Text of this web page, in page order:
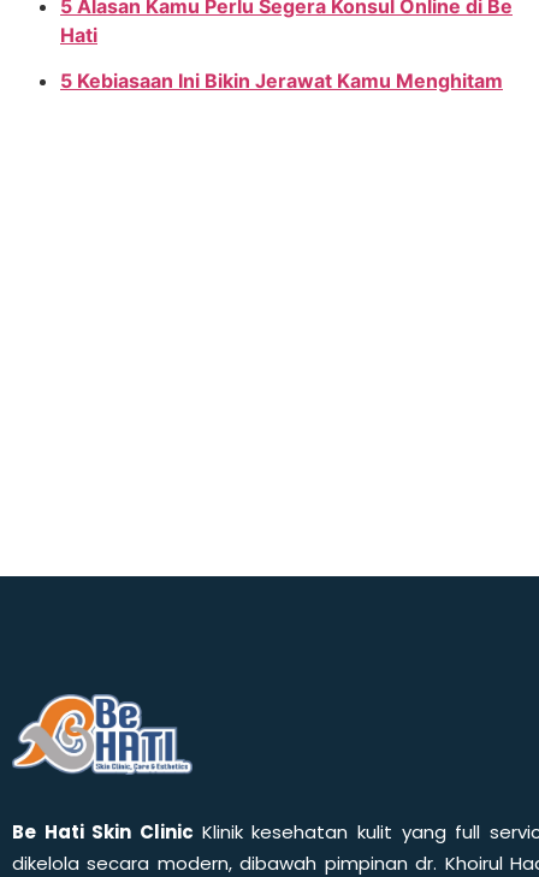
5 Alasan Kamu Perlu Segera Konsul Online di Be
Hati
5 Kebiasaan Ini Bikin Jerawat Kamu Menghitam
Be Hati Skin Clinic Klinik kesehatan kulit yang full
dikelola secara modern, dibawah pimpinan dr. Khoirul